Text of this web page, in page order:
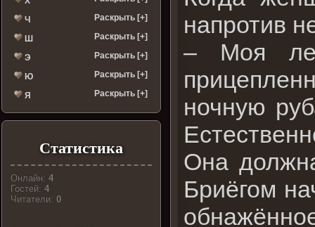
Ч Раскрыть [+]
Ш Раскрыть [+]
Э Раскрыть [+]
Ю Раскрыть [+]
Я Раскрыть [+]
Статистика
Онлайн:4
Гостей:4
Читатели:0
напротив
– Моя
ночную
Она
Бриёгом